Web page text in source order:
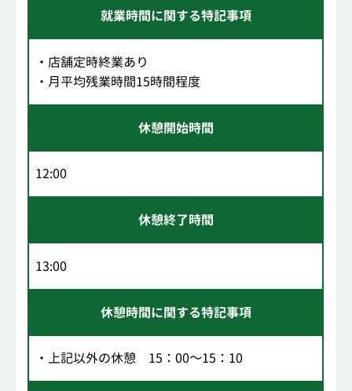
就業時間に関する特記事項
・店舗定時終業あり
・月平均残業時間15時間程度
休憩開始時間
12:00
休憩終了時間
13:00
休憩時間に関する特記事項
・上記以外の休憩 15：00～15：10